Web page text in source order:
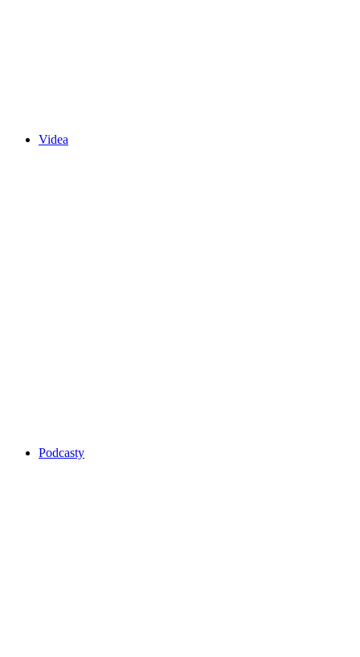
Videa
Podcasty